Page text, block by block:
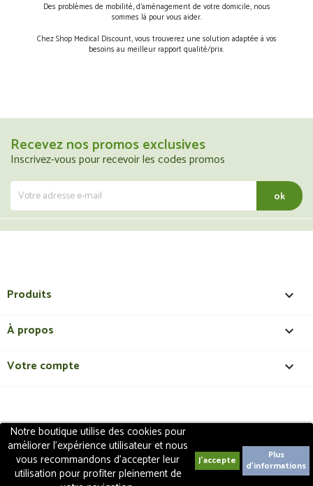
Notre boutique utilise des cookies pour
améliorer l'expérience utilisateur et nous
vous recommandons d'accepter leur
utilisation pour profiter pleinement de
Plus
d'informations
Des problèmes de mobilité, d’aménagement de votre domicile, nous
sommes là pour vous aider.
Chez Shop Medical Discount, vous trouverez une solution adaptée à vos
besoins au meilleur rapport qualité/prix.
Recevez nos promos exclusives
Inscrivez-vous pour recevoir les codes promos
Produits 
À propos 
Votre compte 
Copyright 2018 - ShopMedicalDiscount
réservés | Création de site internet EasyConceptTM